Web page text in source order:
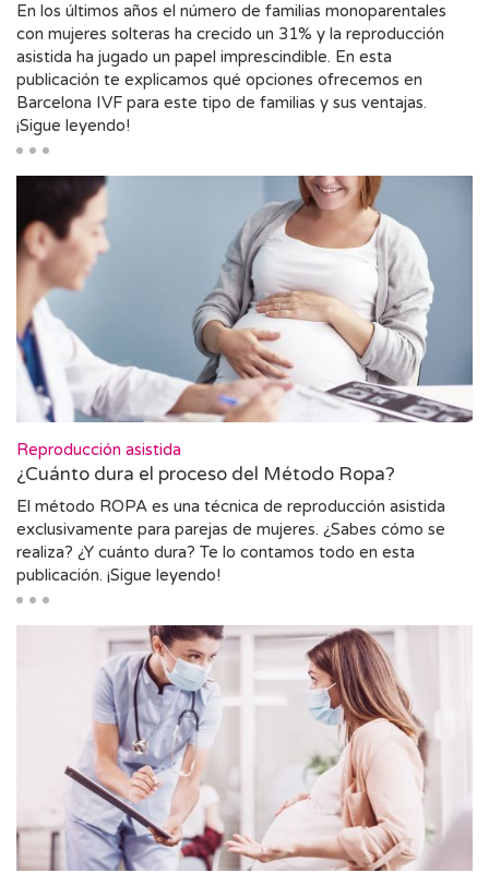
En los últimos años el número de familias monoparentales
con mujeres solteras ha crecido un 31% y la reproducción
asistida ha jugado un papel imprescindible. En esta
publicación te explicamos qué opciones ofrecemos en
Barcelona IVF para este tipo de familias y sus ventajas.
¡Sigue leyendo!
Reproducción asistida
¿Cuánto dura el proceso del Método Ropa?
El método ROPA es una técnica de reproducción asistida
exclusivamente para parejas de mujeres. ¿Sabes cómo se
realiza? ¿Y cuánto dura? Te lo contamos todo en esta
publicación. ¡Sigue leyendo!